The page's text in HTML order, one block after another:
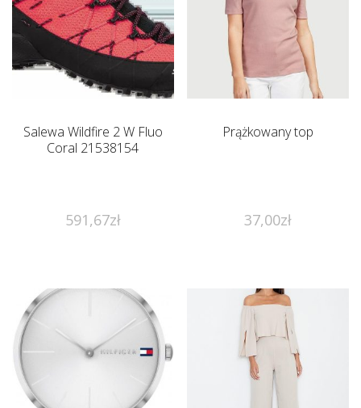
Salewa Wildfire 2 W Fluo
Coral 21538154
591,67zł
Prążkowany top
37,00zł